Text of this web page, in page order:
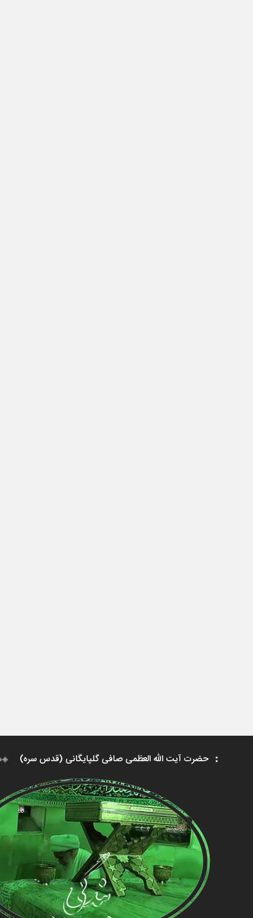
حضرت آیت الله العظمی صافی گلپایگانی (قدس سره)